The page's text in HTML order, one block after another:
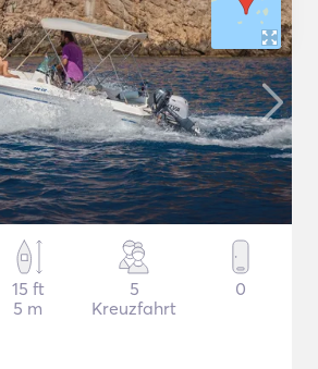
15 ft
5 m
5
Kreuzfahrt
0